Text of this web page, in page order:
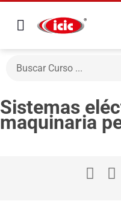
Sistemas
maquinaria